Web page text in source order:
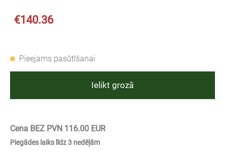
€140.36
Pieejams pasūtīšanai
Ielikt grozā
Cena BEZ PVN 116.00 EUR
Piegādes laiks līdz 3 nedēļām